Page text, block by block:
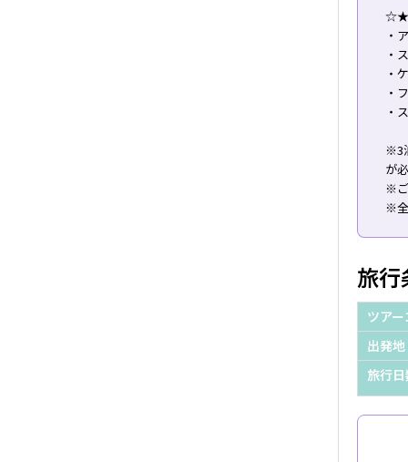
☆★
・
・
・
・
・
※3
が
※
※
旅行
ツア
出発地
旅行